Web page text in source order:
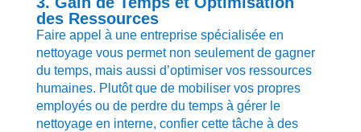
des Ressources
Faire appel à une entreprise spécialisée en
nettoyage vous permet non seulement de gagner
du temps, mais aussi d’optimiser vos ressources
humaines. Plutôt que de mobiliser vos propres
employés ou de perdre du temps à gérer le
nettoyage en interne, confier cette tâche à des